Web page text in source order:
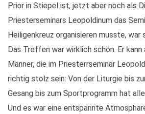
Prior in Stiepel ist, jetzt aber noch als
Priesterseminars Leopoldinum das
Heiligenkreuz organisieren musste,
Das Treffen war wirklich schön. Er kann
Männer, die im Priesterrseminar
richtig stolz sein: Von der Liturgie bis
Gesang bis zum Sportprogramm hat
Und es war eine entspannte